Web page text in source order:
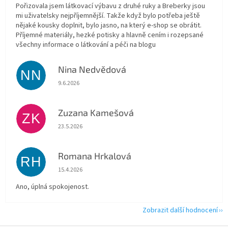
Pořizovala jsem látkovací výbavu z druhé ruky a Breberky jsou
mi uživatelsky nejpříjemnější. Takže když bylo potřeba ještě
nějaké kousky doplnit, bylo jasno, na který e-shop se obrátit.
Příjemné materiály, hezké potisky a hlavně cením i rozepsané
všechny informace o látkování a péči na blogu
NN Nina Nedvědová
Hodnocení obchodu je 5 z 5 hvězdiček.
9.6.2026
ZK Zuzana Kamešová
Hodnocení obchodu je 5 z 5 hvězdiček.
23.5.2026
RH Romana Hrkalová
Hodnocení obchodu je 5 z 5 hvězdiček.
15.4.2026
Ano, úplná spokojenost.
Zobrazit další hodnocení